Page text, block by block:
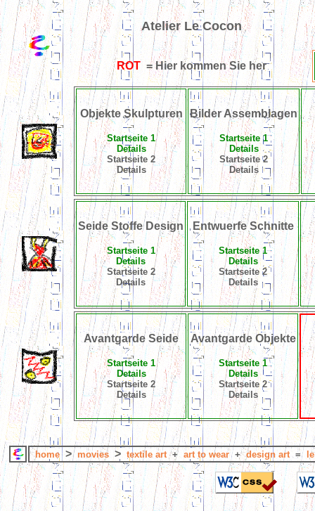
Atelier Le Cocon
ROT = Hier kommen Sie her
Objekte Skulpturen
Startseite 1
Details
Startseite 2
Details
Bilder Assemblagen
Startseite 1
Details
Startseite 2
Details
Seide Stoffe Design
Startseite 1
Details
Startseite 2
Details
Entwuerfe Schnitte
Startseite 1
Details
Startseite 2
Details
Avantgarde Seide
Startseite 1
Details
Startseite 2
Details
Avantgarde Objekte
Startseite 1
Details
Startseite 2
Details
home > movies > textile art + art to wear + design art =